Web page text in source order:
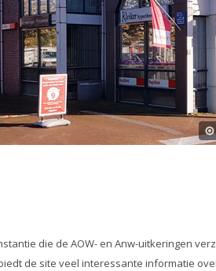
die de AOW- en Anw-uitkeringen
de site veel interessante informatie